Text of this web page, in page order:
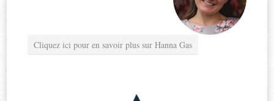
Cliquez ici pour en savoir plus sur Hanna Gas